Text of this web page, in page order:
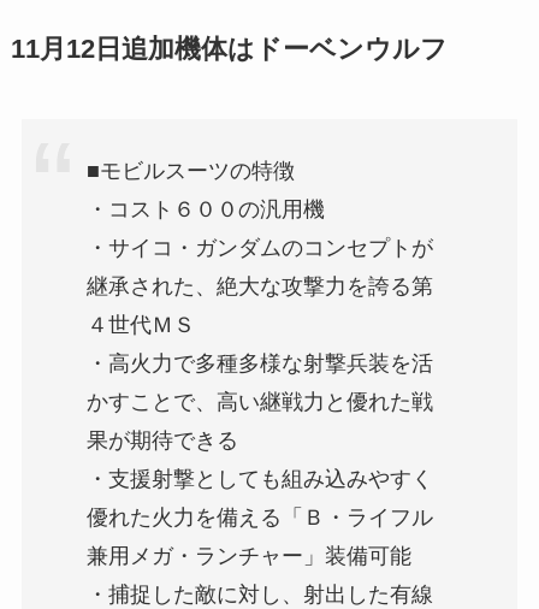
11月12日追加機体はドーベンウルフ
■モビルスーツの特徴
・コスト６００の汎用機
・サイコ・ガンダムのコンセプトが
継承された、絶大な攻撃力を誇る第
４世代ＭＳ
・高火力で多種多様な射撃兵装を活
かすことで、高い継戦力と優れた戦
果が期待できる
・支援射撃としても組み込みやすく
優れた火力を備える「Ｂ・ライフル
兼用メガ・ランチャー」装備可能
・捕捉した敵に対し、射出した有線